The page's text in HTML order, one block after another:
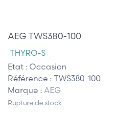
AEG TWS380-100
THYRO-S
Etat : Occasion
Référence : TWS380-100
Marque : AEG
Rupture de stock